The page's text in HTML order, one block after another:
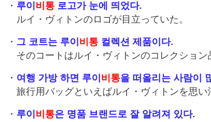
・ 루이 비통 로고가 눈에 띄었다.
ルイ・ヴィトンのロゴが目立っていた。
・ 그 코트는 루이 비통 컬렉션 제품이다.
そのコートはルイ・ヴィトンのコレクション
・ 여행 가방 하면 루이 비통을 떠올리는 사람이
旅行用バッグといえばルイ・ヴィトンを思い
・ 루이 비통은 명품 브랜드로 잘 알려져 있다.